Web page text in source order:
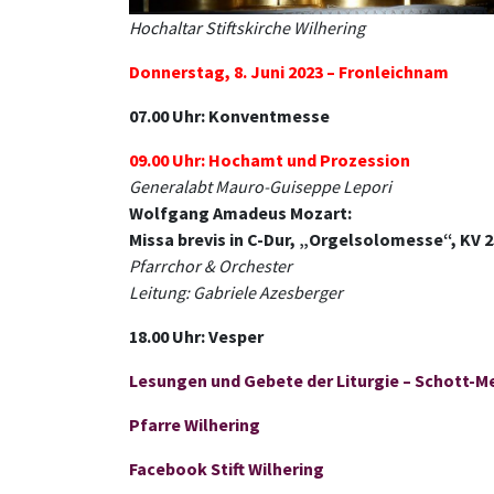
Hochaltar Stiftskirche Wilhering
Donnerstag, 8. Juni 2023 – Fronleichnam
07.00 Uhr: Konventmesse
09.00 Uhr: Hochamt und Prozession
Generalabt Mauro-Guiseppe Lepori
Wolfgang Amadeus Mozart:
Missa brevis in C-Dur, „Orgelsolomesse“, KV
Pfarrchor & Orchester
Leitung: Gabriele Azesberger
18.00 Uhr: Vesper
Lesungen und Gebete der Liturgie – Schott-
Pfarre Wilhering
Facebook Stift Wilhering